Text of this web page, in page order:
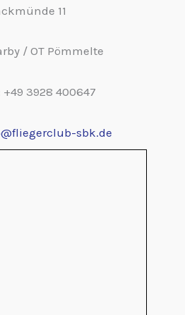
11
/ OT Pömmelte
+49 3928 400647
sbk.de